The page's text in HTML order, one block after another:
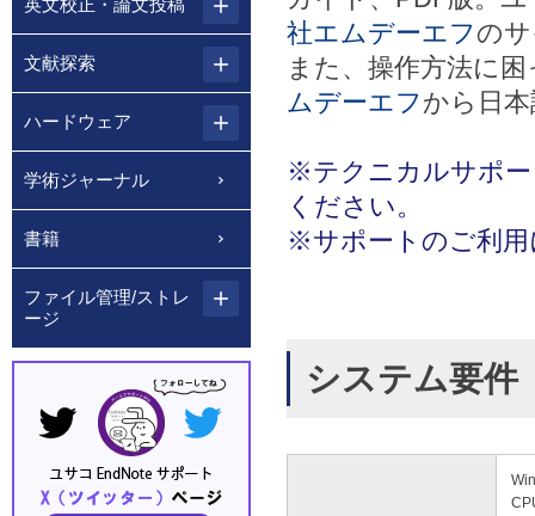
社エムデーエフの
また、操作方法に
ムデーエフから日
※テクニカルサポー
ください。
※サポートのご利用
システム要件
英文校正・論文投稿
文献探索
ハードウェア
学術ジャーナル
書籍
ファイル管理/ストレ
ージ